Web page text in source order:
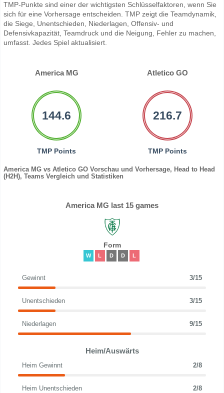
TMP-Punkte sind einer der wichtigsten Schlüsselfaktoren, wenn Sie
sich für eine Vorhersage entscheiden. TMP zeigt die Teamdynamik,
die Siege, Unentschieden, Niederlagen, Offensiv- und
Defensivkapazität, Teamdruck und die Neigung, Fehler zu machen,
umfasst. Jedes Spiel aktualisiert.
America MG Atletico GO
144.6
TMP Points
216.7
TMP Points
America MG vs Atletico GO Vorschau und Vorhersage, Head to Head
(H2H), Teams Vergleich und Statistiken
America MG last 15 games
Form
W L D D L
Gewinnt 3/15
Unentschieden 3/15
Niederlagen 9/15
Heim/Auswärts
Heim Gewinnt 2/8
Heim Unentschieden 2/8